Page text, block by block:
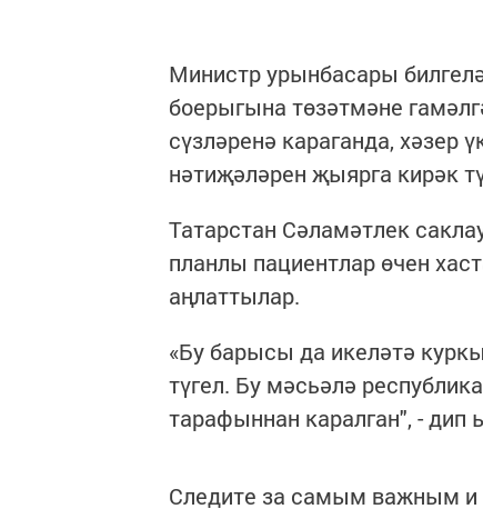
Министр урынбасары
боерыгына төзәтмәне
сүзләренә караганда, хәзер
нәтиҗәләрен җыярга кирәк
Татарстан Сәламәтлек
планлы пациентлар өчен
аңлаттылар.
«Бу барысы да икеләтә
түгел. Бу мәсьәлә
тарафыннан каралган", -
Следите за самым важным и